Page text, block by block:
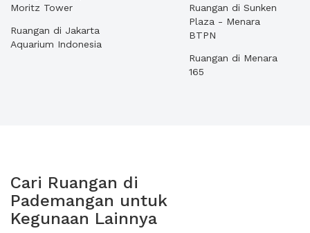
Moritz Tower
Ruangan di Jakarta
Aquarium Indonesia
Ruangan di Sunken
Plaza - Menara
BTPN
Ruangan di Menara
165
Cari Ruangan di
Pademangan untuk
Kegunaan Lainnya